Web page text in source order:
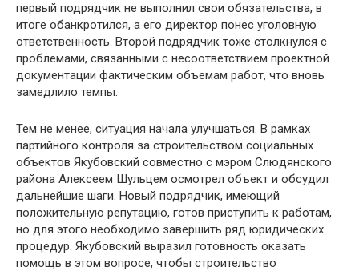
первый подрядчик не выполнил свои обязательства, в
итоге обанкротился, а его директор понес уголовную
ответственность. Второй подрядчик тоже столкнулся с
проблемами, связанными с несоответствием проектной
документации фактическим объемам работ, что вновь
замедлило темпы.
Тем не менее, ситуация начала улучшаться. В рамках
партийного контроля за строительством социальных
объектов Якубовский совместно с мэром Слюдянского
района Алексеем Шульцем осмотрел объект и обсудил
дальнейшие шаги. Новый подрядчик, имеющий
положительную репутацию, готов приступить к работам,
но для этого необходимо завершить ряд юридических
процедур. Якубовский выразил готовность оказать
помощь в этом вопросе, чтобы строительство